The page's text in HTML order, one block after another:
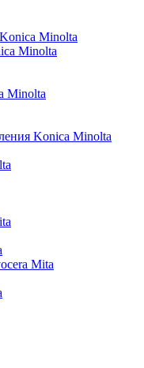
Minolta
Minolta
Minolta
Konica Minolta
Mita